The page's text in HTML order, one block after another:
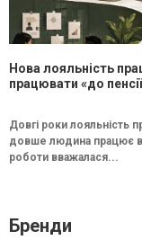
Нова лояльність
працювати «до
Довгі роки лояльність
довше людина працює в
роботи вважалася...
Бренди